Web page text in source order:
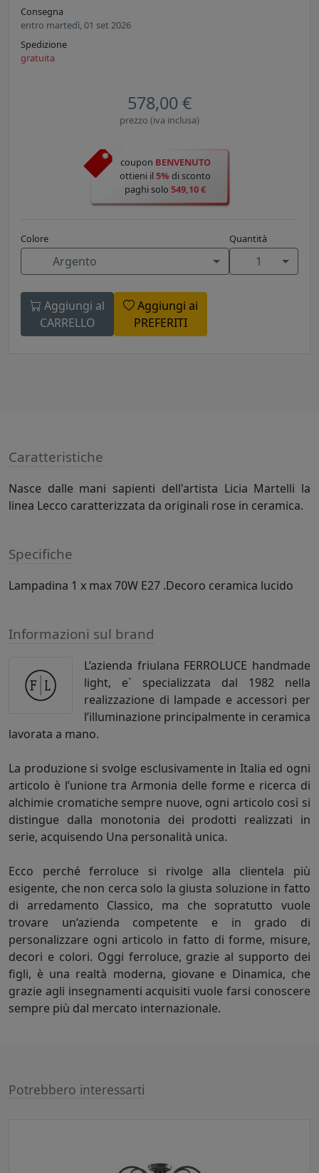
Consegna
entro martedì, 01 set 2026
Spedizione
gratuita
578,00 €
prezzo (iva inclusa)
coupon BENVENUTO
ottieni il5% di sconto
paghi solo 549,10 €
Colore
Argento
Quantità
1
Aggiungi al
CARRELLO
Aggiungi ai
PREFERITI
Caratteristiche
Nasce dalle mani sapienti dell'artista Licia Martelli la
linea Lecco caratterizzata da originali rose in ceramica.
Specifiche
Lampadina 1 x max 70W E27 .Decoro ceramica lucido
Informazioni sul brand
L’azienda friulana FERROLUCE handmade
light, e` specializzata dal 1982 nella
realizzazione di lampade e accessori per
l’illuminazione principalmente in ceramica
lavorata a mano.
La produzione si svolge esclusivamente in Italia ed ogni
articolo è l’unione tra Armonia delle forme e ricerca di
alchimie cromatiche sempre nuove, ogni articolo così si
distingue dalla monotonia dei prodotti realizzati in
serie, acquisendo Una personalità unica.
Ecco perché ferroluce si rivolge alla clientela più
esigente, che non cerca solo la giusta soluzione in fatto
di arredamento Classico, ma che sopratutto vuole
trovare un’azienda competente e in grado di
personalizzare ogni articolo in fatto di forme, misure,
decori e colori. Oggi ferroluce, grazie al supporto dei
figli, è una realtà moderna, giovane e Dinamica, che
grazie agli insegnamenti acquisiti vuole farsi conoscere
sempre più dal mercato internazionale.
Potrebbero interessarti